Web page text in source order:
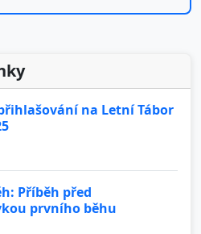
na Letní Tábor
Příběh před
prvního běhu